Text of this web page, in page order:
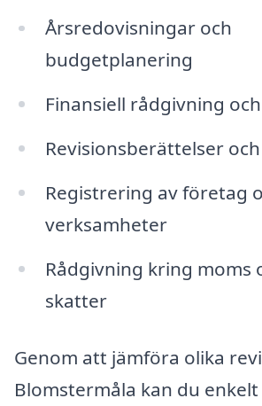
Årsredovisningar och
budgetplanering
Finansiell rådgivning
Revisionsberättelser
Registrering av företag
verksamheter
Rådgivning kring moms
skatter
Genom att jämföra olika
Blomstermåla kan du